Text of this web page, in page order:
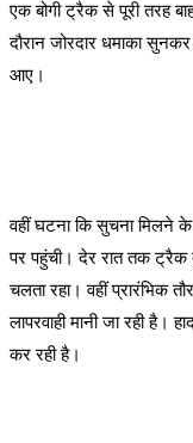
एक बोगी ट्रैक से पूरी तरह
दौरान जोरदार धमाका
आए।
वहीं घटना कि सुचना मिलने
पर पहुंची। देर रात तक ट्रैक
चलता रहा। वहीं प्रारंभिक
लापरवाही मानी जा रही
कर रही है।